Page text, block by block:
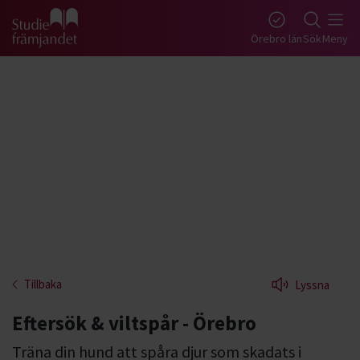
Gå till studiefrämjandets startsida Örebro länSökMeny
Tillbaka Lyssna
Eftersök & viltspår - Örebro
Träna din hund att spåra djur som skadats i